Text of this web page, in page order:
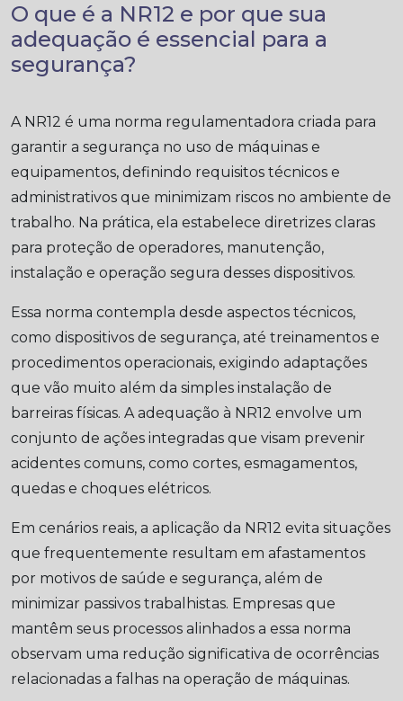
O que é a NR12 e por que sua
adequação é essencial para a
segurança?
A NR12 é uma norma regulamentadora criada para
garantir a segurança no uso de máquinas e
equipamentos, definindo requisitos técnicos e
administrativos que minimizam riscos no ambiente de
trabalho. Na prática, ela estabelece diretrizes claras
para proteção de operadores, manutenção,
instalação e operação segura desses dispositivos.
Essa norma contempla desde aspectos técnicos,
como dispositivos de segurança, até treinamentos e
procedimentos operacionais, exigindo adaptações
que vão muito além da simples instalação de
barreiras físicas. A adequação à NR12 envolve um
conjunto de ações integradas que visam prevenir
acidentes comuns, como cortes, esmagamentos,
quedas e choques elétricos.
Em cenários reais, a aplicação da NR12 evita situações
que frequentemente resultam em afastamentos
por motivos de saúde e segurança, além de
minimizar passivos trabalhistas. Empresas que
mantêm seus processos alinhados a essa norma
observam uma redução significativa de ocorrências
relacionadas a falhas na operação de máquinas.